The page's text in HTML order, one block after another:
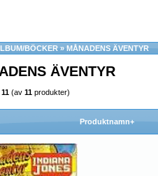
BÖCKER » MÅNADENS ÄVENTYR
ÄVENTYR
11 (av 11 produkter)
Produktnamn+